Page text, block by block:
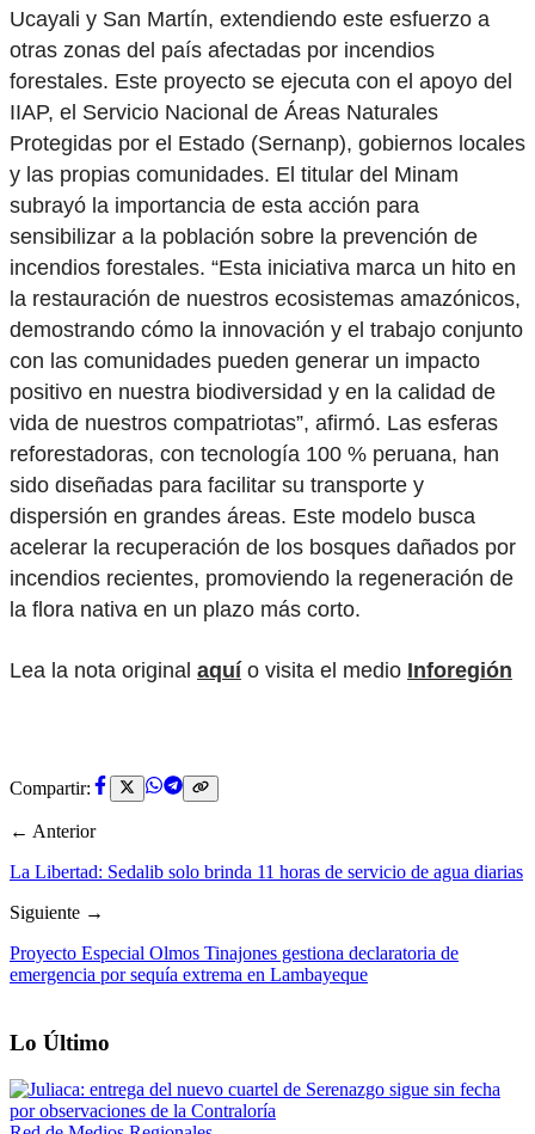
Ucayali y San Martín, extendiendo este esfuerzo a
otras zonas del país afectadas por incendios
forestales. Este proyecto se ejecuta con el apoyo del
IIAP, el Servicio Nacional de Áreas Naturales
Protegidas por el Estado (Sernanp), gobiernos locales
y las propias comunidades. El titular del Minam
subrayó la importancia de esta acción para
sensibilizar a la población sobre la prevención de
incendios forestales. “Esta iniciativa marca un hito en
la restauración de nuestros ecosistemas amazónicos,
demostrando cómo la innovación y el trabajo conjunto
con las comunidades pueden generar un impacto
positivo en nuestra biodiversidad y en la calidad de
vida de nuestros compatriotas”, afirmó. Las esferas
reforestadoras, con tecnología 100 % peruana, han
sido diseñadas para facilitar su transporte y
dispersión en grandes áreas. Este modelo busca
acelerar la recuperación de los bosques dañados por
incendios recientes, promoviendo la regeneración de
la flora nativa en un plazo más corto.
Lea la nota original aquío visita el medio Inforegión
Compartir:
← Anterior
La Libertad: Sedalib solo brinda 11 horas de servicio de agua diarias
Siguiente →
Proyecto Especial Olmos Tinajones gestiona declaratoria de
emergencia por sequía extrema en Lambayeque
Lo Último